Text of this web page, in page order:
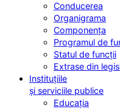
Conducerea
Organigrama
Componența
Programul de
Statul de funcții
Extrase din
Instituțiile
și serviciile publice
Educația